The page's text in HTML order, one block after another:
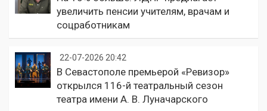
увеличить пенсии учителям, врачам и
соцработникам
22-07-2026 20:42
В Севастополе премьерой «Ревизор»
открылся 116-й театральный сезон
театра имени А. В. Луначарского